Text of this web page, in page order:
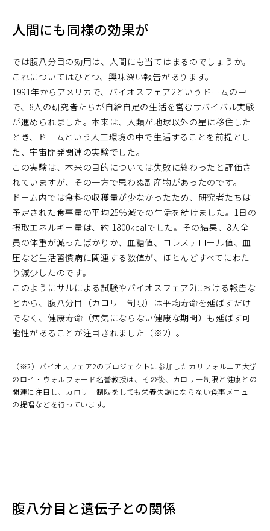
人間にも同様の効果が
では腹八分目の効用は、人間にも当てはまるのでしょうか。
これについてはひとつ、興味深い報告があります。
1991年からアメリカで、バイオスフェア2というドームの中
で、8人の研究者たちが自給自足の生活を営むサバイバル実験
が進められました。本来は、人類が地球以外の星に移住した
とき、ドームという人工環境の中で生活することを前提とし
た、宇宙開発関連の実験でした。
この実験は、本来の目的については失敗に終わったと評価さ
れていますが、その一方で思わぬ副産物があったのです。
ドーム内では食料の収穫量が少なかったため、研究者たちは
予定された食事量の平均25％減での生活を続けました。1日の
摂取エネルギー量は、約 1800kcalでした。その結果、8人全
員の体重が減ったばかりか、血糖値、コレステロール値、血
圧など生活習慣病に関連する数値が、ほとんどすべてにわた
り減少したのです。
このようにサルによる試験やバイオスフェア2における報告な
どから、腹八分目（カロリー制限）は平均寿命を延ばすだけ
でなく、健康寿命（病気にならない健康な期間）も延ばす可
能性があることが注目されました（※2）。
（※2）バイオスフェア2のプロジェクトに参加したカリフォルニア大学
のロイ・ウォルフォード名誉教授は、その後、カロリー制限と健康との
関連に注目し、カロリー制限をしても栄養失調にならない食事メニュー
の提唱などを行っています。
腹八分目と遺伝子との関係